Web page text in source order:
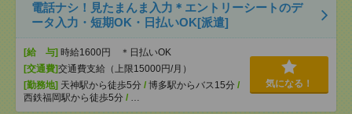
電話ナシ！見たまんま入力＊エントリーシートのデ
ータ入力・短期OK・日払いOK[派遣]
[給 与] 時給1600円 ＊日払いOK
[交通費]交通費支給（上限15000円/月）
[勤務地] 天神駅から徒歩5分 / 博多駅からバス15分 /
西鉄福岡駅から徒歩5分 / …
気になる！